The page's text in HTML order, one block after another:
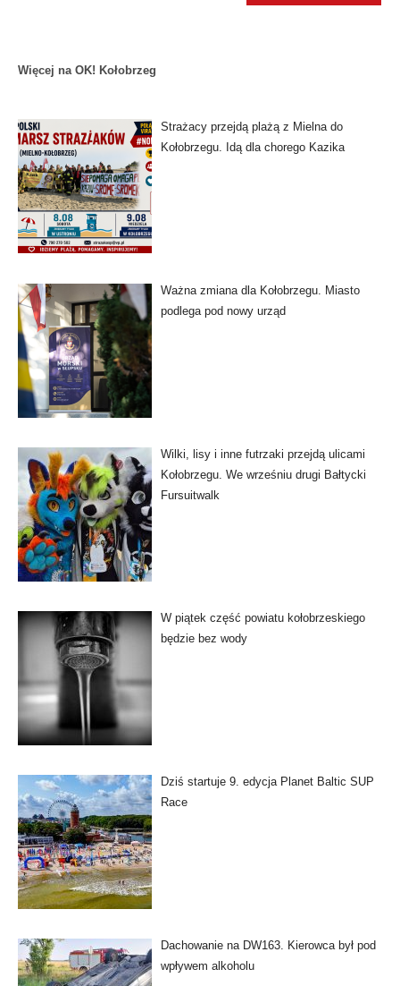
Więcej na OK! Kołobrzeg
Strażacy przejdą plażą z Mielna do
Kołobrzegu. Idą dla chorego Kazika
Ważna zmiana dla Kołobrzegu. Miasto
podlega pod nowy urząd
Wilki, lisy i inne futrzaki przejdą ulicami
Kołobrzegu. We wrześniu drugi Bałtycki
Fursuitwalk
W piątek część powiatu kołobrzeskiego
będzie bez wody
Dziś startuje 9. edycja Planet Baltic SUP
Race
Dachowanie na DW163. Kierowca był pod
wpływem alkoholu